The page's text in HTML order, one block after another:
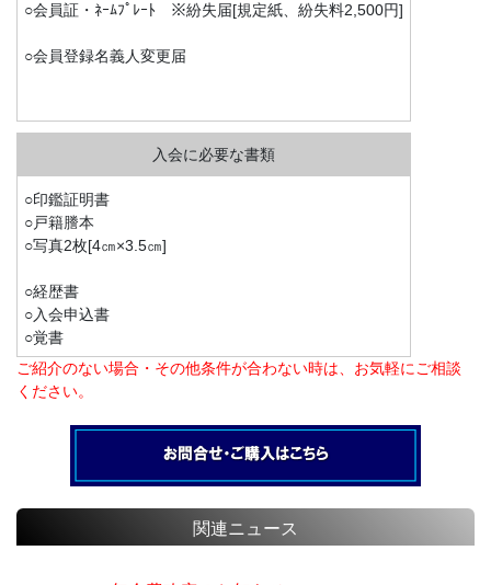
○会員証・ﾈｰﾑﾌﾟﾚｰﾄ ※紛失届[規定紙、紛失料2,500円]
○会員登録名義人変更届
○印鑑証明書
○戸籍謄本
○写真2枚[4㎝×3.5㎝]
○経歴書
○入会申込書
○覚書
ご紹介のない場合・その他条件が合わない時は、お気軽にご相談
ください。
関連ニュース